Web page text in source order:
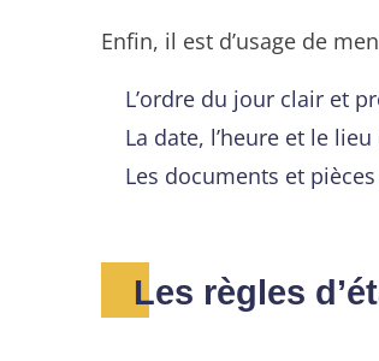
Enfin, il est d’usage de
L’ordre du jour clair et
La date, l’heure et le
Les documents et
Les règles